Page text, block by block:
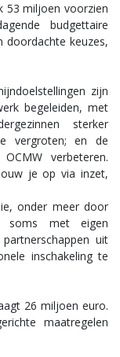
53 miljoen voorzien
budgettaire
doordachte keuzes,
zijn
begeleiden, met
sterker
vergroten; en de
verbeteren.
je op via inzet,
onder meer door
soms met eigen
uit
inschakeling te
26 miljoen euro.
maatregelen